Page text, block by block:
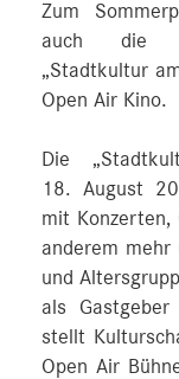
Zum
auch die
„Stadtkultur
Open Air Kino.
Die
18. August
mit Konzerten,
anderem mehr
und
als
stellt
Open Air